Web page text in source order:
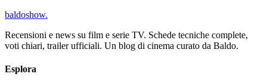
baldoshow.
Recensioni e news su film e serie TV. Schede tecniche complete,
voti chiari, trailer ufficiali. Un blog di cinema curato da Baldo.
Esplora